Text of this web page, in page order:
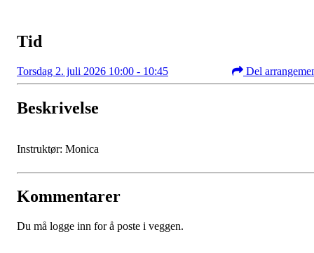
Tid
Torsdag 2. juli 2026 10:00 - 10:45 Del
Beskrivelse
Instruktør: Monica
Kommentarer
Du må logge inn for å poste i veggen.